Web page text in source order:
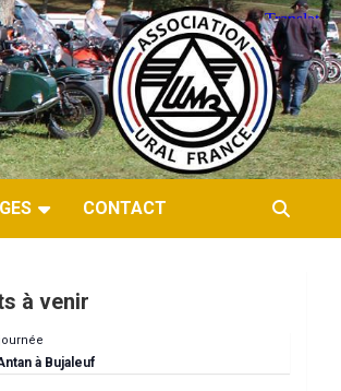
CONTACT
à venir
à Bujaleuf